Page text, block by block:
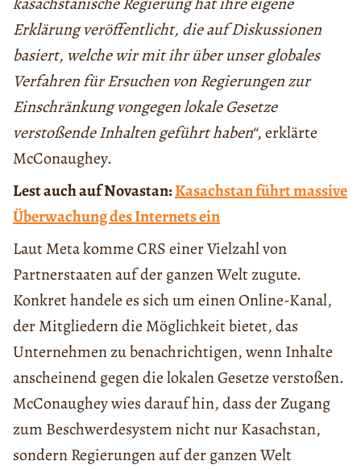
Erklärung veröffentlicht, die auf Diskussionen
basiert, welche wir mit ihr über unser globales
Verfahren für Ersuchen von Regierungen zur
Einschränkung vongegen lokale Gesetze
verstoßende Inhalten geführt haben“, erklärte
McConaughey.
Lest auch auf Novastan:Kasachstan führt massive
Überwachung des Internets ein
Laut Meta komme CRS einer Vielzahl von
Partnerstaaten auf der ganzen Welt zugute.
Konkret handele es sich um einen Online-Kanal,
der Mitgliedern die Möglichkeit bietet, das
Unternehmen zu benachrichtigen, wenn Inhalte
anscheinend gegen die lokalen Gesetze verstoßen.
McConaughey wies darauf hin, dass der Zugang
zum Beschwerdesystem nicht nur Kasachstan,
sondern Regierungen auf der ganzen Welt